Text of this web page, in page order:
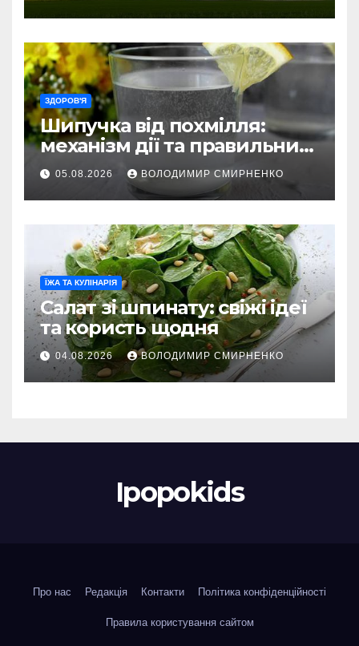
ЗДОРОВ'Я
Шипучка від похмілля:
механізм дії та правильний
вибір
05.08.2026 ВОЛОДИМИР СМИРНЕНКО
ЇЖА ТА КУЛІНАРІЯ
Салат зі шпинату: свіжі ідеї
та користь щодня
04.08.2026 ВОЛОДИМИР СМИРНЕНКО
Ipopokids
Про нас Редакція Контакти Політика конфіденційності
Правила користування сайтом